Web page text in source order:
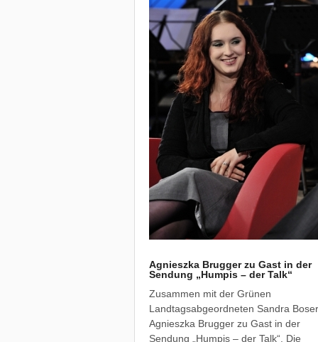
Agnieszka Brugger zu Gast in der
Sendung „Humpis – der Talk“
Zusammen mit der Grünen
Landtagsabgeordneten Sandra
Agnieszka Brugger zu Gast in der
Sendung „Humpis – der Talk“. Die